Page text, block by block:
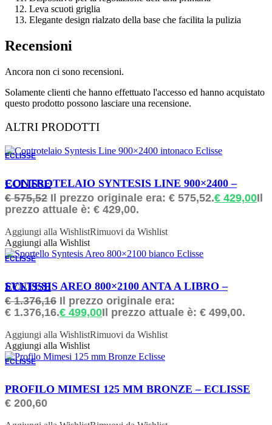
Leva scuoti griglia
Elegante design rialzato della base che facilita la pulizia
Recensioni
Ancora non ci sono recensioni.
Solamente clienti che hanno effettuato l'accesso ed hanno acquistato
questo prodotto possono lasciare una recensione.
ALTRI PRODOTTI
ECLISSE
ORDINABILE
CONTROTELAIO SYNTESIS LINE 900×2400 – ECLISSE
€575,52 Il prezzo originale era: € 575,52.€ 429,00Il
prezzo attuale è: € 429,00.
Aggiungi alla WishlistRimuovi da Wishlist
Aggiungi alla Wishlist
ECLISSE
ORDINABILE
SYNTESIS AREO 800×2100 ANTA A LIBRO – ECLISSE
€1.376,16 Il prezzo originale era:
€ 1.376,16.€ 499,00Il prezzo attuale è: € 499,00.
Aggiungi alla WishlistRimuovi da Wishlist
Aggiungi alla Wishlist
ECLISSE
ORDINABILE
PROFILO MIMESI 125 MM BRONZE – ECLISSE
€ 200,60